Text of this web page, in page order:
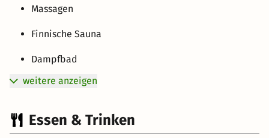
Massagen
Finnische Sauna
Dampfbad
weitere anzeigen
Essen & Trinken